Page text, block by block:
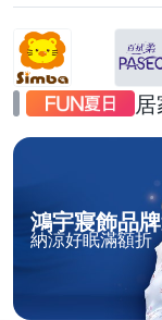
鴻宇寢飾品
納涼好眠滿額折